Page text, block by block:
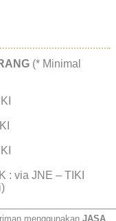
(* Minimal
: via JNE – TIKI
menggunakan JASA